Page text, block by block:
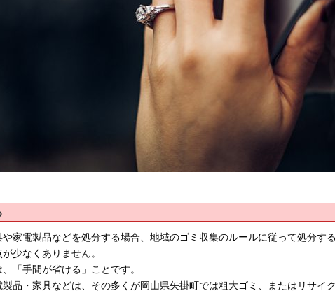
家電製品などを処分する場合、地域のゴミ収集のルールに従って処分す
少なくありません。
「手間が省ける」ことです。
品・家具などは、その多くが岡山県矢掛町では粗大ゴミ、またはリサイ